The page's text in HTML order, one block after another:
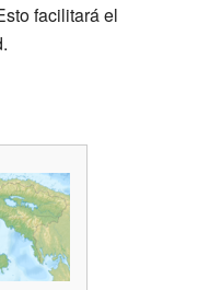
facilitará el